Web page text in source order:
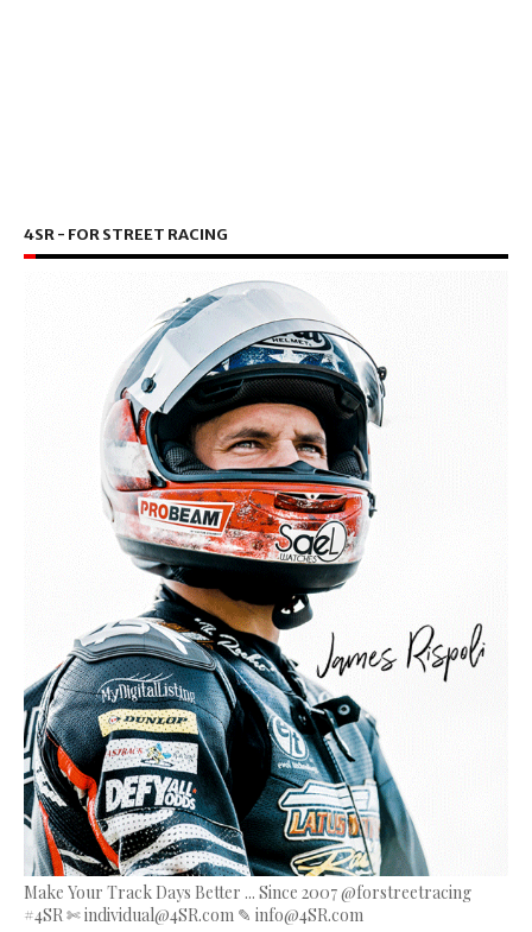
4SR - FOR STREET RACING
Make Your Track Days Better ... Since 2007 @forstreetracing
#4SR ✄ individual@4SR.com ✎ info@4SR.com